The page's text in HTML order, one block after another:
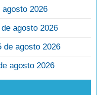
2026
agosto 2026
de agosto 2026
agosto 2026